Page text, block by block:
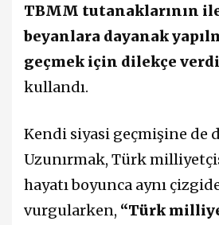
TBMM tutanaklarının
beyanlara dayanak
geçmek için dilekçe
kullandı.
Kendi siyasi geçmişine de
Uzunırmak, Türk
hayatı boyunca aynı
vurgularken, “Türk